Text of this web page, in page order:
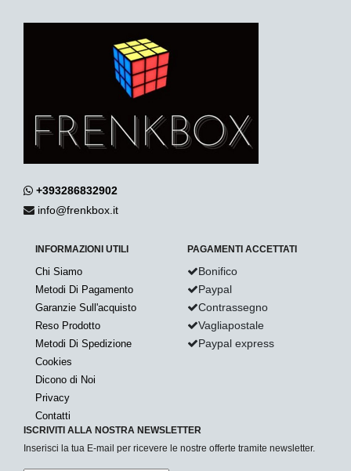
+393286832902
info@frenkbox.it
INFORMAZIONI UTILI
Chi Siamo
Metodi Di Pagamento
Garanzie Sull'acquisto
Reso Prodotto
Metodi Di Spedizione
Cookies
Dicono di Noi
Privacy
Contatti
PAGAMENTI ACCETTATI
Bonifico
Paypal
Contrassegno
Vagliapostale
Paypal express
ISCRIVITI ALLA NOSTRA NEWSLETTER
Inserisci la tua E-mail per ricevere le nostre offerte tramite newsletter.